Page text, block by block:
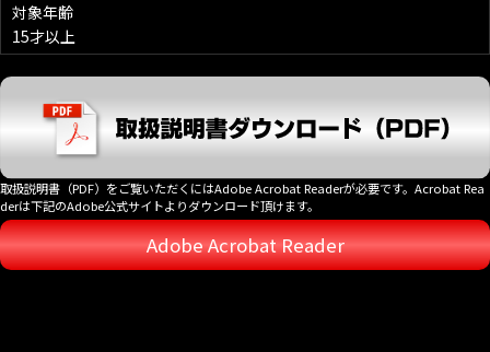
対象年齢
15才以上
取扱説明書（PDF）をご覧いただくにはAdobe Acrobat Readerが必要です。Acrobat Rea
derは下記のAdobe公式サイトよりダウンロード頂けます。
Adobe Acrobat Reader